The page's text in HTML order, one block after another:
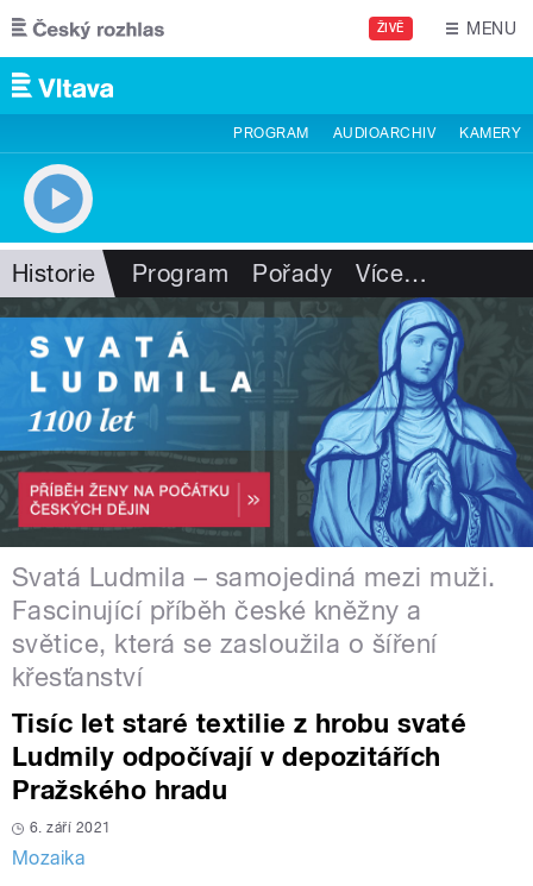
Přejít k hlavnímu obsahu
ŽIVĚ MENU
PROGRAM AUDIOARCHIV KAMERY
Historie Program Pořady Více…
Svatá Ludmila – samojediná mezi muži.
Fascinující příběh české kněžny a
světice, která se zasloužila o šíření
křesťanství
Tisíc let staré textilie z hrobu svaté
Ludmily odpočívají v depozitářích
Pražského hradu
6. září 2021
Mozaika